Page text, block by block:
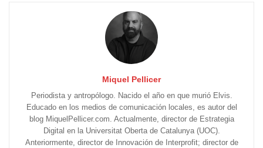
Miquel Pellicer
Periodista y antropólogo. Nacido el año en que murió Elvis.
Educado en los medios de comunicación locales, es autor del
blog MiquelPellicer.com. Actualmente, director de Estrategia
Digital en la Universitat Oberta de Catalunya (UOC).
Anteriormente, director de Innovación de Interprofit; director de